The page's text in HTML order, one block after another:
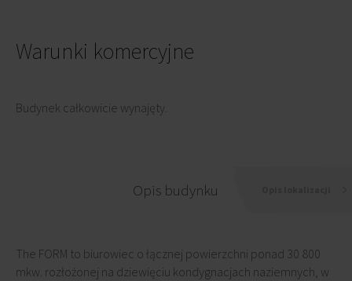
Warunki komercyjne
Budynek całkowicie wynajęty.
Opis budynku
The FORM to biurowiec o łącznej powierzchni ponad 30 800
mkw. rozłożonej na dziewięciu kondygnacjach naziemnych, w